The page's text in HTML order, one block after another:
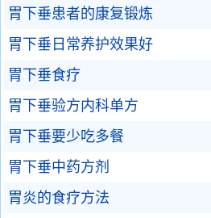
胃下垂患者的康复锻炼
胃下垂日常养护效果好
胃下垂食疗
胃下垂验方内科单方
胃下垂要少吃多餐
胃下垂中药方剂
胃炎的食疗方法